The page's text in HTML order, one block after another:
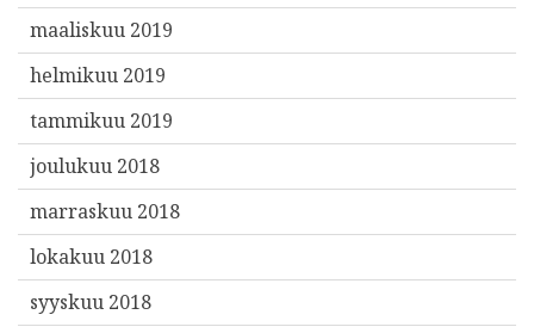
maaliskuu 2019
helmikuu 2019
tammikuu 2019
joulukuu 2018
marraskuu 2018
lokakuu 2018
syyskuu 2018